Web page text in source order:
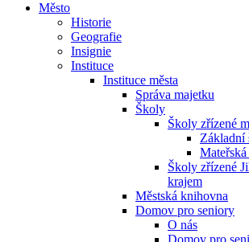
Město
Historie
Geografie
Insignie
Instituce
Instituce města
Správa majetku
Školy
Školy zřízené
Základní
Mateřská
Školy zřízené
krajem
Městská knihovna
Domov pro seniory
O nás
Domov pro